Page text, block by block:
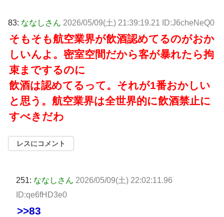
83: ななしさん 2026/05/09(土) 21:39:19.21 ID:J6cheNeQ0
そもそも航空業界が飲酒認めてるのがおか
しいんよ。密室空間だから客が暴れたら拘
束までするのに
飲酒は認めてるって。それが1番おかしい
と思う。航空業界は全世界的に飲酒禁止に
すべきだわ
レスにコメント
251: ななしさん 2026/05/09(土) 22:02:11.96
ID:qe6fHD3e0
>>83